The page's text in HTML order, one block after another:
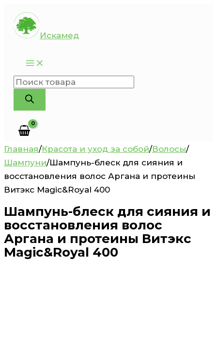
Перейти
содержимому
Искамед
Поиск
товаров
Главная/Красота и уход за собой/Волосы/
Шампуни/Шампунь-блеск для сияния и
восстановления волос Аргана и протеины
Витэкс Magic&Royal 400
Шампунь-блеск для сияния и
восстановления волос
Аргана и протеины Витэкс
Magic&Royal 400